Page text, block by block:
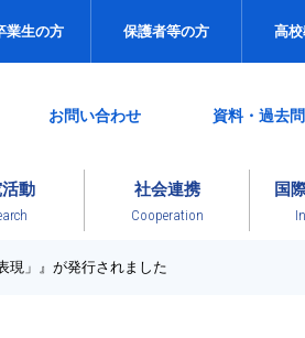
業生の方 保護者等の方 高
お問い合わせ 資料・過去
動 社会連携
Cooperation
国
現」』が発行されました